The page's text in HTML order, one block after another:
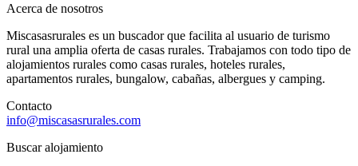
Acerca de nosotros
Miscasasrurales es un buscador que facilita al usuario de turismo
rural una amplia oferta de casas rurales. Trabajamos con todo tipo de
alojamientos rurales como casas rurales, hoteles rurales,
apartamentos rurales, bungalow, cabañas, albergues y camping.
Contacto
info@miscasasrurales.com
Buscar alojamiento